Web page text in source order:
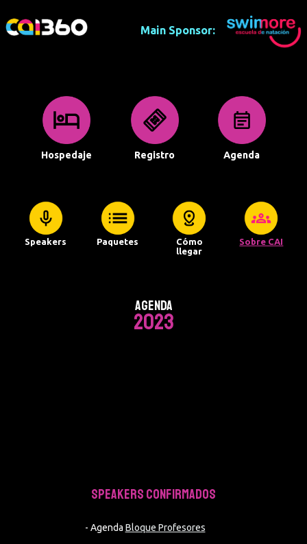
Main Sponsor:
Hospedaje Registro Agenda
Speakers Paquetes
Cómo
llegar
Sobre CAI
Agenda
2023
SPEAKERS CONFIRMADOS
- Agenda Bloque Profesores